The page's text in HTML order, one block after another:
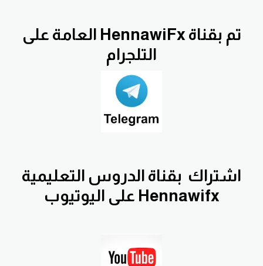
تم بقناة HennawiFx العامة على
التلجرام
اشتراك بقناة الدروس التعليمية
Hennawifx على اليوتيوب